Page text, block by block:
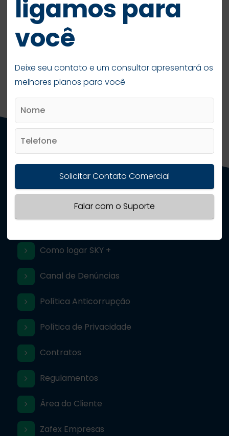
Agora, é só aproveitar!
Dica:Permaneça com o algum dispositivo
(celular, tablet, notebook) por perto durante a
ativação.
Indique um Amigo
Como logar SKY +
Canal de Denúncias
Política Anticorrupção
Política de Privacidade
Contratos
Regulamentos
Área do Cliente
Zafex Empresas
ligamos para
você
Deixe seu contato e um consultor apresentará os
melhores planos para você
Solicitar Contato Comercial
Falar com o Suporte